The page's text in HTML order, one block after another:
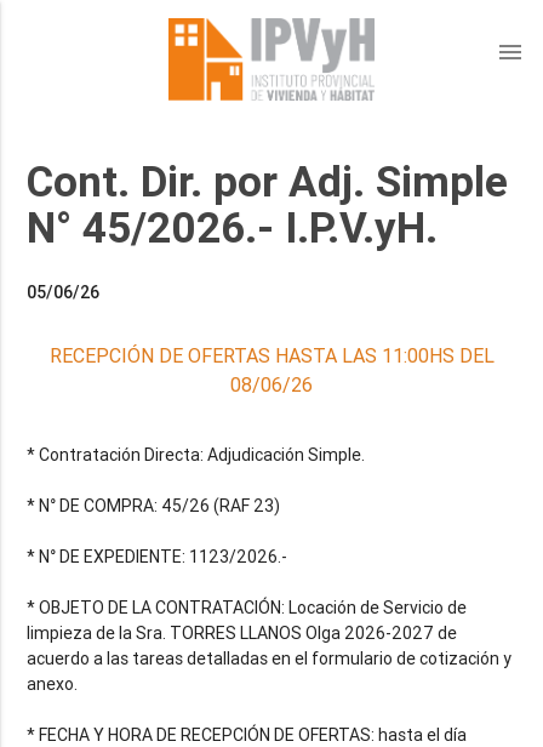
menu
Cont. Dir. por Adj. Simple
N° 45/2026.- I.P.V.yH.
05/06/26
RECEPCIÓN DE OFERTAS HASTA LAS 11:00HS DEL
08/06/26
* Contratación Directa: Adjudicación Simple.
* N° DE COMPRA: 45/26 (RAF 23)
* N° DE EXPEDIENTE: 1123/2026.-
* OBJETO DE LA CONTRATACIÓN: Locación de Servicio de
limpieza de la Sra. TORRES LLANOS Olga 2026-2027 de
acuerdo a las tareas detalladas en el formulario de cotización y
anexo.
* FECHA Y HORA DE RECEPCIÓN DE OFERTAS: hasta el día